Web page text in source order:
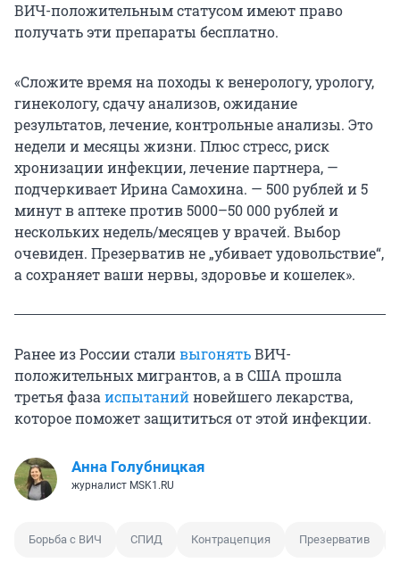
ВИЧ-положительным статусом имеют право
получать эти препараты бесплатно.
«Сложите время на походы к венерологу, урологу,
гинекологу, сдачу анализов, ожидание
результатов, лечение, контрольные анализы. Это
недели и месяцы жизни. Плюс стресс, риск
хронизации инфекции, лечение партнера, —
подчеркивает Ирина Самохина. — 500 рублей и 5
минут в аптеке против 5000–50 000 рублей и
нескольких недель/месяцев у врачей. Выбор
очевиден. Презерватив не „убивает удовольствие“,
а сохраняет ваши нервы, здоровье и кошелек».
Ранее из России сталивыгонятьВИЧ-
положительных мигрантов, а в США прошла
третья фазаиспытанийновейшего лекарства,
которое поможет защититься от этой инфекции.
Анна Голубницкая
журналист MSK1.RU
Борьба с ВИЧ СПИД Контрацепция Презерватив